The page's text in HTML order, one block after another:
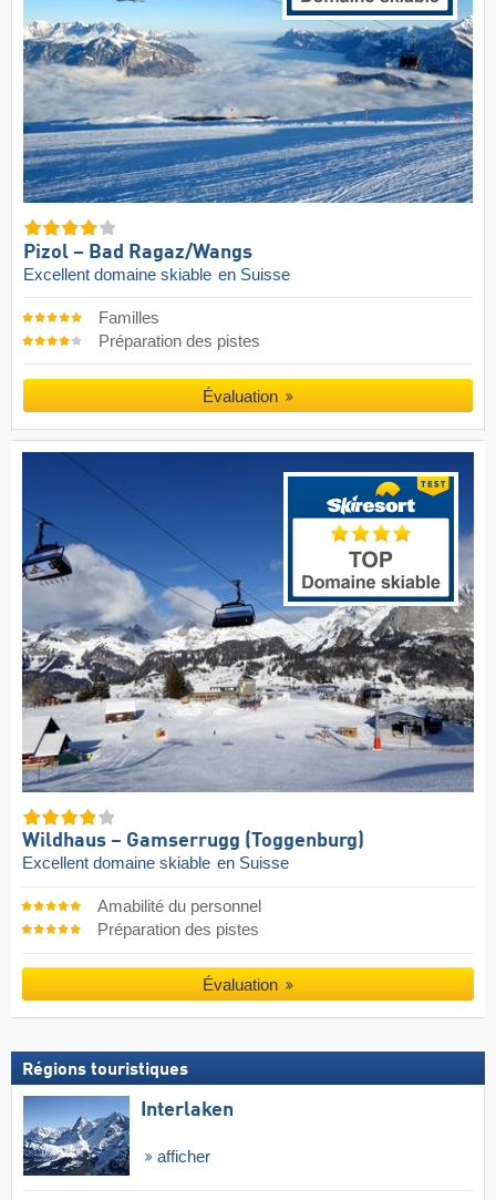
Pizol – Bad Ragaz/​Wangs
Excellent domaine skiable en Suisse
Familles
Préparation des pistes
Évaluation
Wildhaus – Gamserrugg (Toggenburg)
Excellent domaine skiable en Suisse
Amabilité du personnel
Préparation des pistes
Évaluation
Régions touristiques
Interlaken
afficher